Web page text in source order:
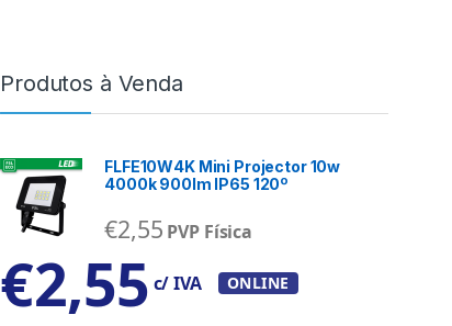
Produtos à Venda
FLFE10W4K Mini Projector 10w
4000k 900lm IP65 120º
€2,55 PVP Física
€2,55 c/ IVA ONLINE